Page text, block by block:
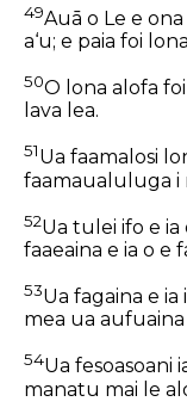
49Auā o Le e
a‘u; e paia foi
50O lona alofa
lava lea.
51Ua faamalosi
faamaualuluga i
52Ua tulei ifo e ia
faaeaina e ia o e
53Ua fagaina e ia
mea ua aufuaina
54Ua fesoasoani
manatu mai le